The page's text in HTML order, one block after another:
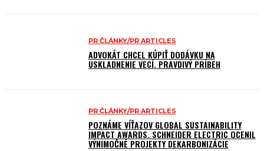
PR ČLÁNKY/PR ARTICLES
ADVOKÁT CHCEL KÚPIŤ DODÁVKU NA
USKLADNENIE VECÍ. PRAVDIVÝ PRÍBEH
PR ČLÁNKY/PR ARTICLES
POZNÁME VÍŤAZOV GLOBAL SUSTAINABILITY
IMPACT AWARDS. SCHNEIDER ELECTRIC OCENIL
VÝNIMOČNÉ PROJEKTY DEKARBONIZÁCIE